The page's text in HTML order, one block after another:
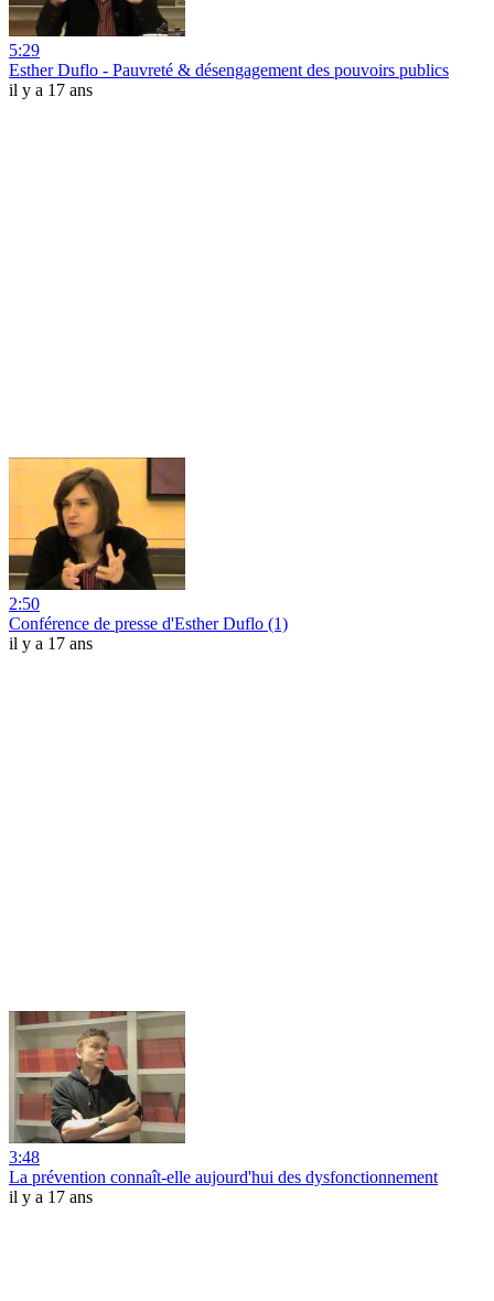
5:29
Esther Duflo - Pauvreté & désengagement des pouvoirs publics
il y a 17 ans
2:50
Conférence de presse d'Esther Duflo (1)
il y a 17 ans
3:48
La prévention connaît-elle aujourd'hui des dysfonctionnement
il y a 17 ans